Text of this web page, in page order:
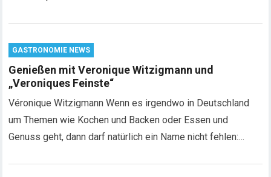
GASTRONOMIE NEWS
Genießen mit Veronique Witzigmann und
„Veroniques Feinste“
Véronique Witzigmann Wenn es irgendwo in Deutschland
um Themen wie Kochen und Backen oder Essen und
Genuss geht, dann darf natürlich ein Name nicht fehlen:…